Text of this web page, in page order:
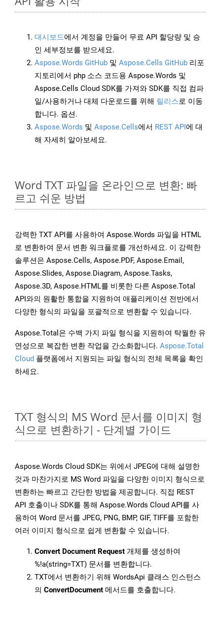
대시보드에서 계정을 만들어 무료 API 할당량 및 승
인 세부정보를 받으세요.
Aspose.Words GitHub 및 Aspose.Cells GitHub 리포
지토리에서 php 소스 코드용 Aspose.Words 및
Aspose.Cells Cloud SDK를 가져와 SDK를 직접 컴파
일/사용하거나 대체 다운로드를 위해 릴리스로 이동
합니다. 옵션.
Aspose.Words 및 Aspose.Cells에서 REST API에 대
해 자세히 알아보세요.
Word TXT 파일을 온라인으로 변환: 빠
르고 쉬운 방법
강력한 TXT API를 사용하여 Aspose.Words 파일을 HTML
로 변환하여 문서 변환 워크플로를 개선하세요. 이 강력한
솔루션은 Aspose.Cells, Aspose.PDF, Aspose.Email,
Aspose.Slides, Aspose.Diagram, Aspose.Tasks,
Aspose.3D, Aspose.HTML를 비롯한 다른 Aspose.Total
API와의 원활한 통합을 지원하여 애플리케이션 전반에서
다양한 형식의 파일을 포괄적으로 변환할 수 있습니다.
Aspose.Total은 수백 가지 파일 형식을 지원하여 탁월한 유
연성으로 복잡한 변환 작업을 간소화합니다. Aspose.Total
Cloud 플랫폼에서 지원되는 파일 형식의 전체 목록을 확인
하세요.
TXT 형식의 MS Word 문서를 이미지 형
식으로 변환하기 - 단계별 가이드
Aspose.Words Cloud SDK는 위에서 JPEG에 대해 설명한
것과 마찬가지로 MS Word 파일을 다양한 이미지 형식으로
변환하는 빠르고 간단한 방법을 제공합니다. 직접 REST
API 호출이나 SDK를 통해 Aspose.Words Cloud API를 사
용하여 Word 문서를 JPEG, PNG, BMP, GIF, TIFF를 포함한
여러 이미지 형식으로 쉽게 변환할 수 있습니다.
Convert Document Request 개체를 생성하여
%!a(string=TXT) 문서를 변환합니다.
TXT에서 변환하기 위해 WordsApi 클래스 인스턴스
의 ConvertDocument 메서드를 호출합니다.